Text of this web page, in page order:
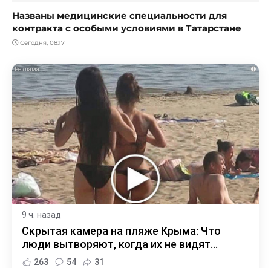
Названы медицинские специальности для
контракта с особыми условиями в Татарстане
Сегодня, 08:17
i
9 ч. назад
Скрытая камера на пляже Крыма: Что
люди вытворяют, когда их не видят...
263 54 31